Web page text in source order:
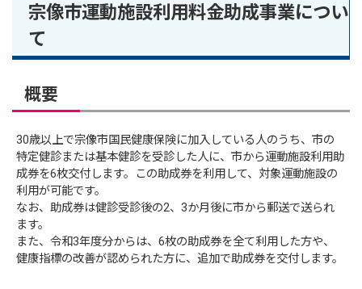
宗像市運動施設利用料金助成事業につい
て
概要
30歳以上で宗像市国民健康保険に加入している人のうち、市の
特定健診または基本健診を受診した人に、市から運動施設利用助
成券を6枚交付します。この助成券を利用して、対象運動施設の
利用が可能です。
なお、助成券は健診受診後の2、3か月後に市から郵送で送られ
ます。
また、令和3年度分からは、6枚の助成券を全て利用した方や、
健康指標の改善が認められた方に、追加で助成券を交付します。